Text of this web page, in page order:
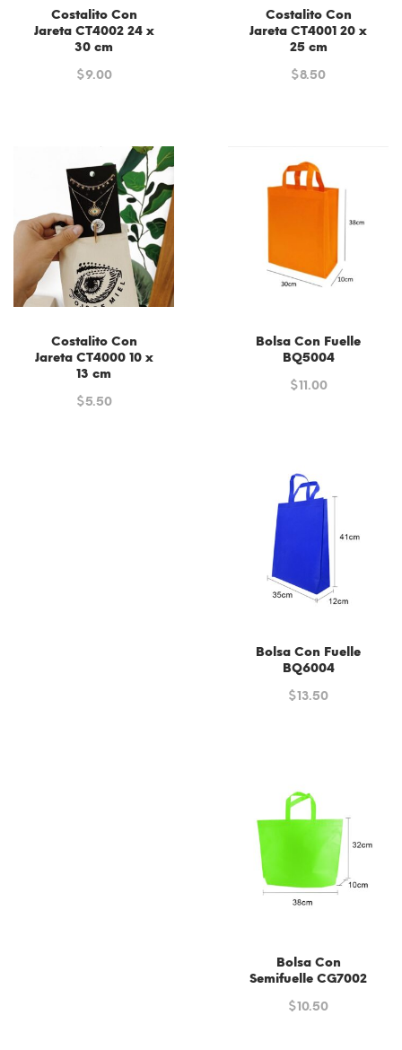
Costalito Con
Jareta CT4002 24 x
30 cm
$9.00
Costalito Con
Jareta CT4001 20 x
25 cm
$8.50
Costalito Con
Jareta CT4000 10 x
13 cm
$5.50
Bolsa Con Fuelle
BQ5004
$11.00
Bolsa Con Fuelle
BQ6004
$13.50
Bolsa Con
Semifuelle CG7002
$10.50